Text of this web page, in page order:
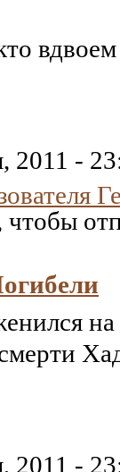
2011 -
чтобы
2011 -